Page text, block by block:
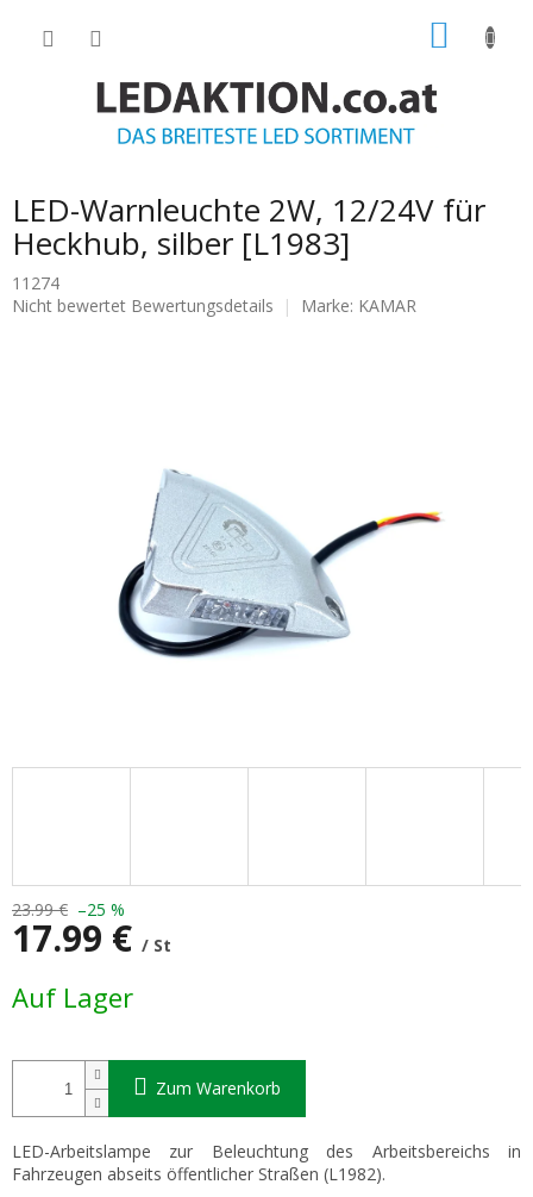
LED-Warnleuchte 2W, 12/24V für
Heckhub, silber [L1983]
11274
Die
Nicht bewertet Bewertungsdetails Marke: KAMAR
23.99 € –25 %
17.99 € / St
Auf Lager
Zum Warenkorb
LED-Arbeitslampe zur Beleuchtung des Arbeitsbereichs in
Fahrzeugen abseits öffentlicher Straßen (L1982).